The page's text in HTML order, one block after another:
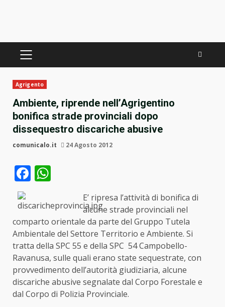
PRIMÄRES
MENÜ
Agrigento
Ambiente, riprende nell’Agrigentino
bonifica strade provinciali dopo
dissequestro discariche abusive
comunicalo.it 24 Agosto 2012
Facebook
E’ ripresa l’attività di bonifica di
alcune strade provinciali nel
comparto orientale da parte del Gruppo Tutela
Ambientale del Settore Territorio e Ambiente. Si
tratta della SPC 55 e della SPC 54 Campobello-
Ravanusa, sulle quali erano state sequestrate, con
provvedimento dell’autorità giudiziaria, alcune
discariche abusive segnalate dal Corpo Forestale e
dal Corpo di Polizia Provinciale.